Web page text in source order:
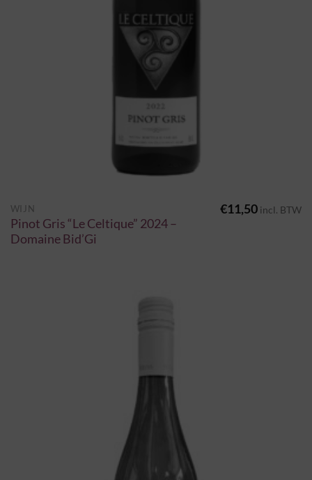
WIJN
Pinot Gris “Le Celtique” 2024 –
Domaine Bid’Gi
€11,50 incl. BTW